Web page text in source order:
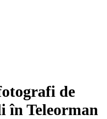
de
în Teleorman